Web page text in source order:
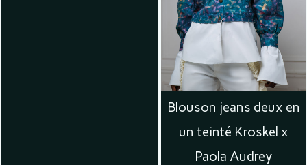
Blouson jeans deux en
un teinté Kroskel x
Paola Audrey